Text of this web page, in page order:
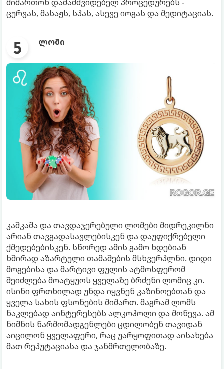
ცურვას, მასაჟს, სპას, ასევე იოგას და მედიტაციას.
ლომი
კაშკაშა და თავდაჯერებული ლომები მიდრეკილნი
არიან თავგადასავლებისკენ და დაუფიქრებელი
ქმედებებისკენ. სწორედ ამის გამო ხდებიან
ხშირად აზარტული თამაშების მსხვერპლნი. დიდი
მოგებისა და მარტივი ფულის ატმოსფერომ
შეიძლება მოატყუოს ყველაზე ბრძენი ლომიც კი.
ისინი ფრთხილად უნდა იყვნენ კაზინოებთან და
ყველა სახის ფსონების მიმართ. მაგრამ ლომს
ნაკლებად აინტერესებს ალკოჰოლი და მოწევა. ამ
ნიშნის წარმომადგენლები ცდილობენ თავიდან
აიცილონ ყველაფერი, რაც უარყოფითად აისახება
მათ რეპუტაციასა და ჯანმრთელობაზე.